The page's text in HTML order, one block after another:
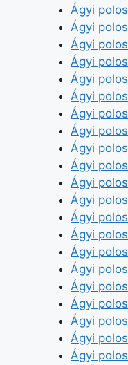
Ágyi
Ágyi
Ágyi
Ágyi
Ágyi
Ágyi
Ágyi
Ágyi
Ágyi
Ágyi
Ágyi
Ágyi
Ágyi
Ágyi
Ágyi
Ágyi
Ágyi
Ágyi
Ágyi
Ágyi
Ágyi